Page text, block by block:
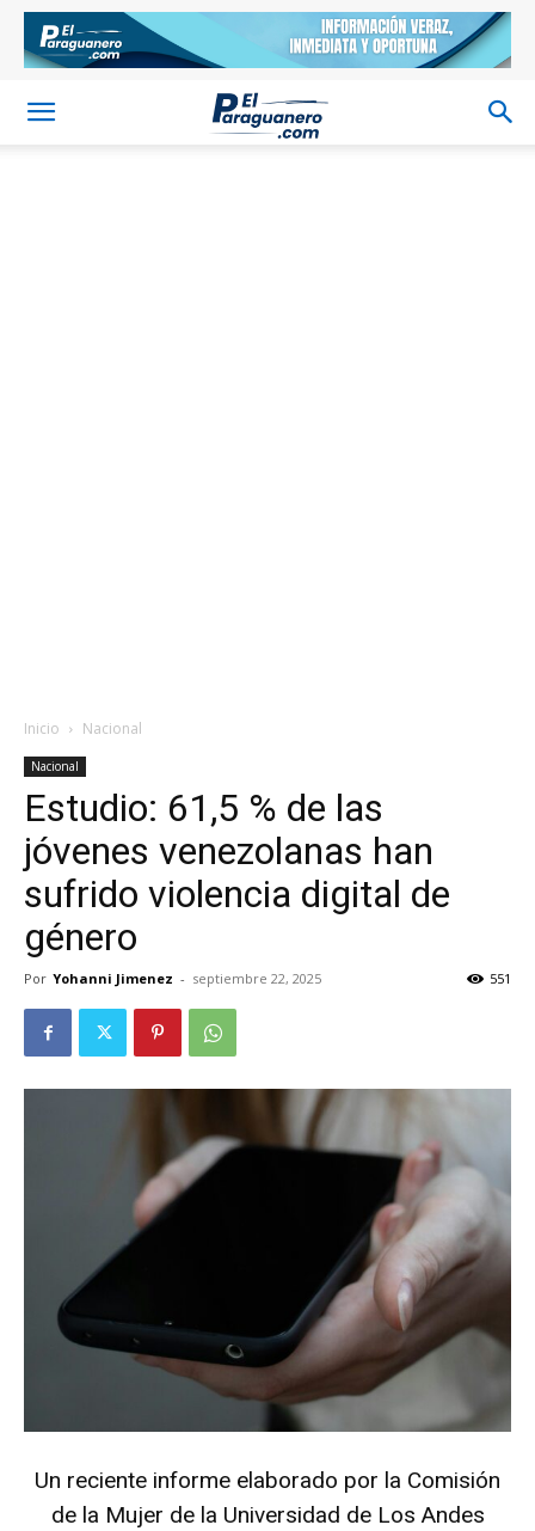
Inicio Nacional
Nacional
Estudio: 61,5 % de las
jóvenes venezolanas han
sufrido violencia digital de
género
Por Yohanni Jimenez - septiembre 22, 2025 551
Un reciente informe elaborado por la Comisión
de la Mujer de la Universidad de Los Andes